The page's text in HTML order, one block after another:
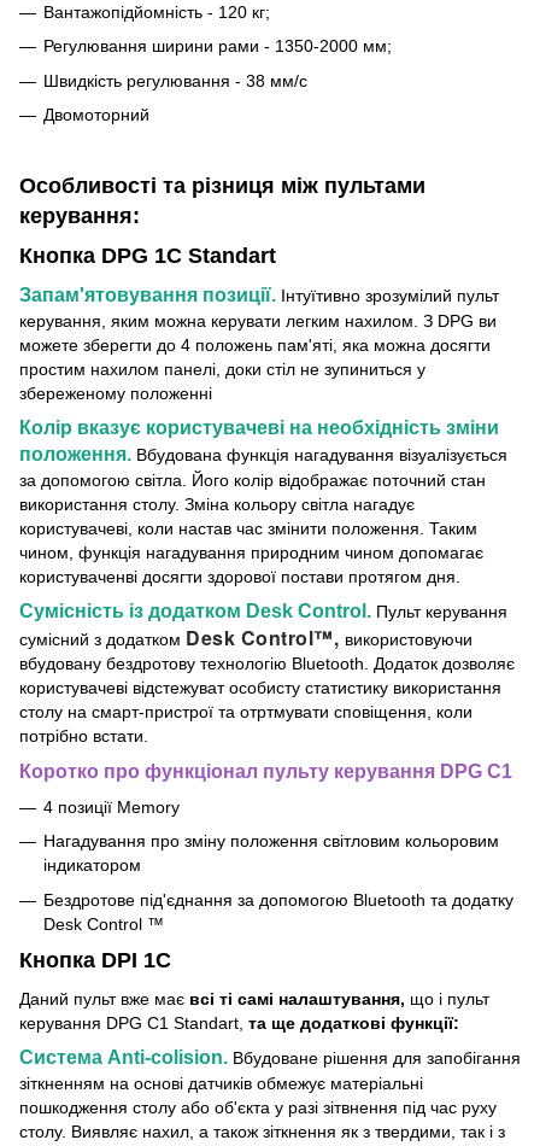
Вантажопідйомність - 120 кг;
Регулювання ширини рами - 1350-2000 мм;
Швидкість регулювання - 38 мм/с
Двомоторний
Особливості та різниця між пультами
керування:
Кнопка DPG 1C Standart
Запам'ятовування позиції. Інтуїтивно зрозумілий пульт
керування, яким можна керувати легким нахилом. З DPG ви
можете зберегти до 4 положень пам'яті, яка можна досягти
простим нахилом панелі, доки стіл не зупиниться у
збереженому положенні
Колір вказує користувачеві на необхідність зміни
положення. Вбудована функція нагадування візуалізується
за допомогою світла. Його колір відображає поточний стан
використання столу. Зміна кольору світла нагадує
користувачеві, коли настав час змінити положення. Таким
чином, функція нагадування природним чином допомагає
користуваченві досягти здорової постави протягом дня.
Сумісність із додатком Desk Control. Пульт керування
сумісний з додатком Desk Control™, використовуючи
вбудовану бездротову технологію Bluetooth. Додаток дозволяє
користувачеві відстежуват особисту статистику використання
столу на смарт-пристрої та отртмувати сповіщення, коли
потрібно встати.
Коротко про функціонал пульту керування DPG C1
4 позиції Memory
Нагадування про зміну положення світловим кольоровим
індикатором
Бездротове під'єднання за допомогою Bluetooth та додатку
Desk Control ™
Кнопка DPI 1C
Даний пульт вже має всі ті самі налаштування, що і пульт
керування DPG C1 Standart, та ще додаткові функції:
Система Anti-colision. Вбудоване рішення для запобігання
зіткненням на основі датчиків обмежує матеріальні
пошкодження столу або об'єкта у разі зітвнення під час руху
столу. Виявляє нахил, а також зіткнення як з твердими, так і з